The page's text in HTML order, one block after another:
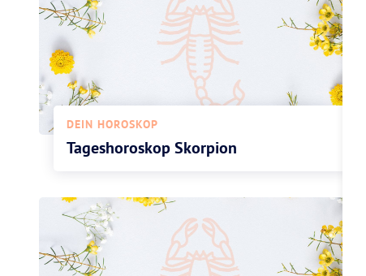
DEIN HOROSKOP
Tageshoroskop Skorpion